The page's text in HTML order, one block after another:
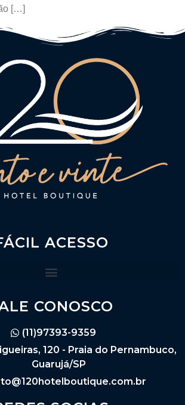
[…]
ACESSO
CONOSCO
(11)97393-9359
120 - Praia do Pernambuco,
Guarujá/SP